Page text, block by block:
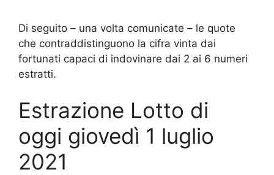
Di seguito – una volta comunicate – le quote
che contraddistinguono la cifra vinta dai
fortunati capaci di indovinare dai 2 ai 6 numeri
estratti.
Estrazione Lotto di
oggi giovedì 1 luglio
2021